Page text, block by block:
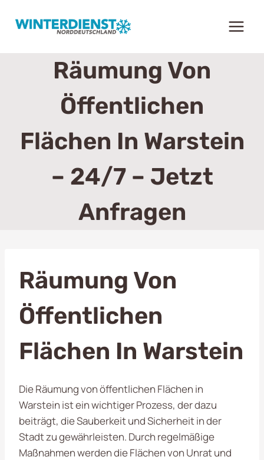
Inhalt
Räumung Von
Öffentlichen
Flächen In Warstein
– 24/7 – Jetzt
Anfragen
Räumung Von
Öffentlichen
Flächen In Warstein
Die Räumung von öffentlichen Flächen in
Warstein ist ein wichtiger Prozess, der dazu
beiträgt, die Sauberkeit und Sicherheit in der
Stadt zu gewährleisten. Durch regelmäßige
Maßnahmen werden die Flächen von Unrat und